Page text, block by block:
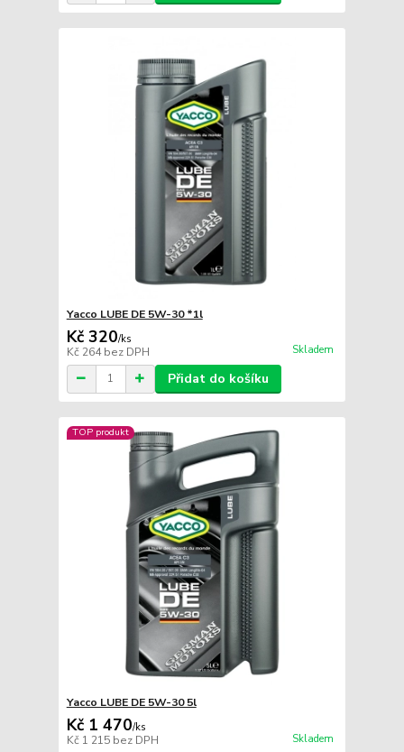
Yacco LUBE DE 5W-30 *1l
Kč 320/ks
Kč 264bez DPH Skladem
Přidat do košíku
TOP produkt
Yacco LUBE DE 5W-30 5l
Kč 1 470/ks
Kč 1 215 bez DPH Skladem